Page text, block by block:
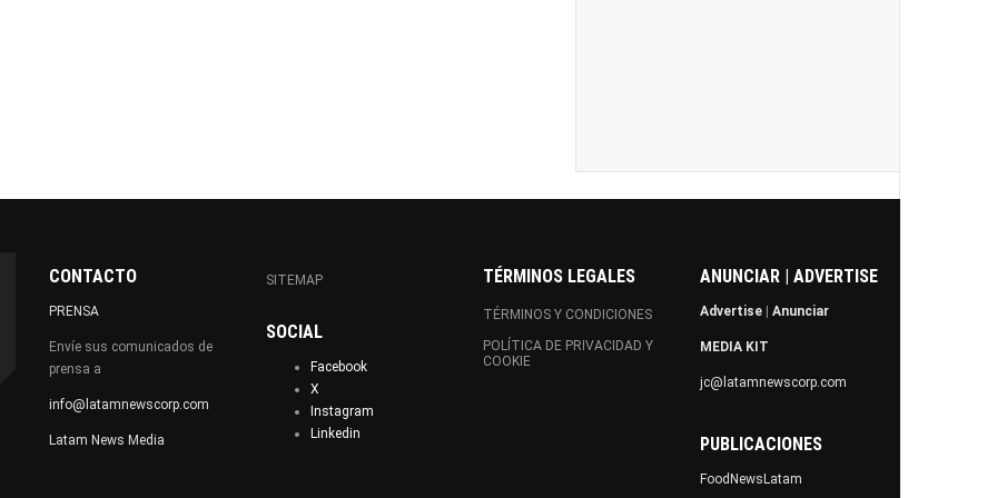
CONTACTO
PRENSA
Envíe sus comunicados de
prensa a
info@latamnewscorp.com
Latam News Media
SITEMAP
SOCIAL
Facebook
X
Instagram
Linkedin
TÉRMINOS LEGALES
TÉRMINOS Y CONDICIONES
POLÍTICA DE PRIVACIDAD Y
COOKIE
ANUNCIAR | ADVERTISE
Advertise Anunciar
MEDIA KIT
jc@latamnewscorp.com
PUBLICACIONES
FoodNewsLatam